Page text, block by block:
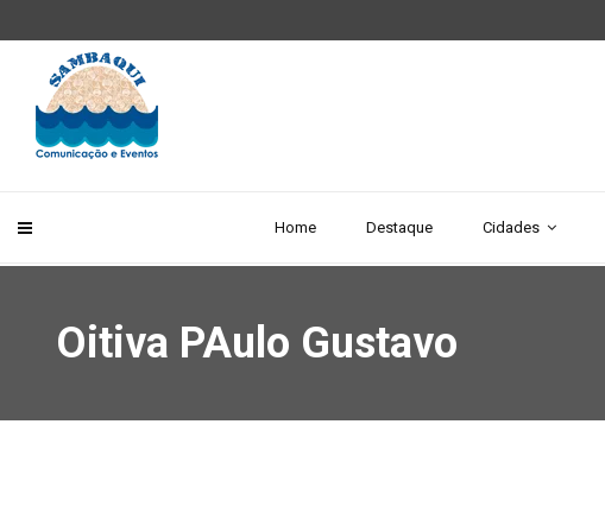
Home Destaque Cidades
Oitiva PAulo Gustavo